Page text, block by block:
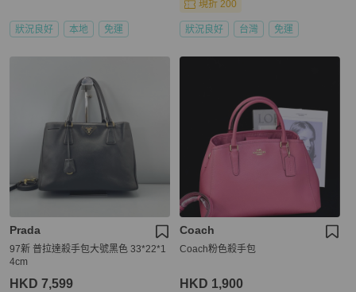
狀況良好 本地 免運
現折 200
狀況良好 台灣 免運
Prada
97新 普拉達殺手包大號黑色 33*22*1
4cm
HKD 7,599
Coach
Coach粉色殺手包
HKD 1,900